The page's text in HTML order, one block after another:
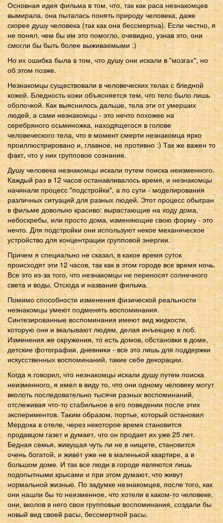
Основная идея фильма в том, что, так как раса незнакомцев
вымирала, она пыталась понять природу человека, даже
скорее душу человека (так как она бессмертна). Если честно, я
не понял, чем бы им это помогло, очевидно, узнав это, они
смогли бы быть более выживаемыми :)
Но их ошибка была в том, что душу они искали в "мозгах", но
об этом позже.
Незнакомцы существовали в человеческих телах с бледной
кожей. Бледность кожи объясняется тем, что тело было лишь
оболочкой. Как выяснилось дальше, тела эти от умерших
людей, а сами незнакомцы - это нечто похожее на
серебряного осьминожка, находящегося в голове
человеческого тела, что в момент смерти незнакомца ярко
проиллюстрировано и, главное, не противно :) Так же важен то
факт, что у них групповое сознание.
Душу человека незнакомцы искали путем поиска неизменного.
Каждый раз в 12 часов останавливалось время, и незнакомцы
начинали процесс "подстройки", а по сути - моделирования
различных ситуаций для разных людей. Этот процесс обыгран
в фильме довольно красиво: вырастающие на ходу дома,
небоскребы, или просто дома, изменяющие свою форму - это
нечто. Для подстройки они используют некое механическое
устройство для концентрации групповой энергии.
Причем я специально не сказал, в какое время суток
происходят эти 12 часов, так как в этом городе все время ночь.
Все это из-за того, что незнакомцы не переносят солнечного
света и воды. Отсюда и название фильма.
Помимо способности изменения физической реальности
незнакомцы умеют подменять воспоминания.
Синтезированные воспоминания имеют вид жидкости,
которую они и вкалывают людям, делая инъекцию в лоб.
Изменения же окружения, то есть домов, обстановки в доме,
детские фотографии, дневники - все это лишь для поддержки
искусственных воспоминаний, такие себе декорации.
Когда я говорил, что незнакомцы искали душу путем поиска
неизменного, я имел в виду то, что они одному человеку могут
вколоть последовательно тысячи разных воспоминаний,
отслеживая что-то стабильное в его поведении после этих
экспериментов. Таким образом, портье, который остановил
Мердока в отеле, через некоторое время становится
продавцом газет и думает, что он продает их уже 25 лет.
Бедная семья, живущая чуть ли не в нищете, становится
очень богатой, и живёт уже не в маленькой квартире, а в
большом доме. И так все люди в городе являются лишь
подопытными крысами и при этом думают, что живут
нормальной жизнью. По задумке незнакомцев, после того, как
они нашли бы то неизменное, что хотели в каком-то человеке,
они, вколов в него свои групповые воспоминания, создали бы
новый вид своей расы, бессмертной расы.